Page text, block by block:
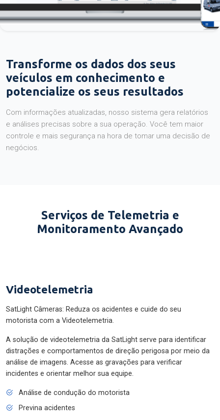
Transforme os dados dos seus
veículos em conhecimento e
potencialize os seus resultados
Com informações atualizadas, nosso sistema gera relatórios
e análises precisas sobre a sua operação. Você tem maior
controle e mais segurança na hora de tomar uma decisão de
negócios.
Serviços de Telemetria e
Monitoramento Avançado
Videotelemetria
SatLight Câmeras: Reduza os acidentes e cuide do seu
motorista com a Videotelemetria.
A solução de videotelemetria da SatLight serve para identificar
distrações e comportamentos de direção perigosa por meio da
análise de imagens. Acesse as gravações para verificar
incidentes e orientar melhor sua equipe.
Análise de condução do motorista
Previna acidentes